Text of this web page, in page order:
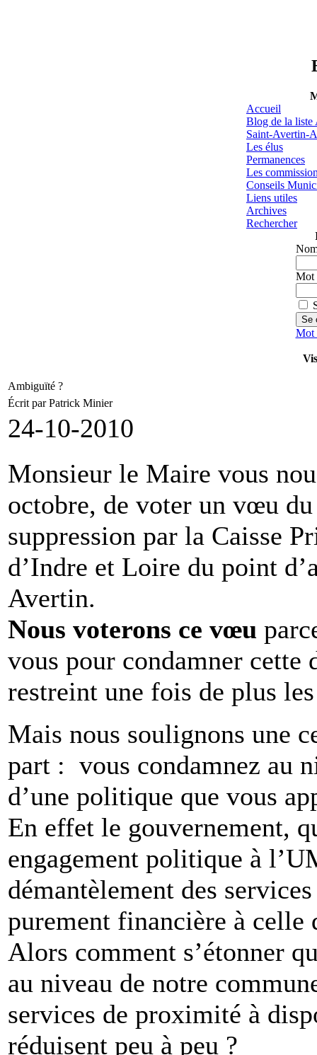
Accueil
Blog de la liste
Saint-Avertin-
Les élus
Permanences
Les
Conseils
Liens utiles
Archives
Rechercher
Mot
Mot
Ambiguïté ?
Écrit par Patrick Minier
24-10-2010
Monsieur le Maire vous
octobre, de voter un vœu
suppression par la Caisse
d’Indre et Loire du point
Avertin.
Nous voterons ce vœu
vous pour condamner
restreint une fois de plus
Mais nous soulignons une
part : vous condamnez au
d’une politique que vous
En effet le gouvernement,
engagement politique à
démantèlement des
purement financière à celle
Alors comment s’étonner
au niveau de notre
services de proximité à
réduisent peu à peu ?